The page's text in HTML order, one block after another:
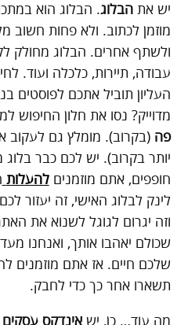
יש אתהבלוג. הבלוג הוא
מוזמן לכתוב. ולא פחות חשוב
ולשתף אחרים. הבלוג מחולק
עבודה, תיירות, כלכלה ועוד.
העליון תוביל אתכם לפוסטים
מדוייק? נסו את חלון החיפוש
פה (בקרוב). מומלץ גם לעקוב
יותר בקרוב). יש לכם כבר
חופפים, אתם מוזמניםלהעלות
לינק לבלוג האישי, זה יעזור
וזה יגרום לגוגל לשנוא את
שכולם יאהבו אותך, ואנחנו
שלכם חיים. אז אתם
תשארו אחר כך כדי לחבק.
מה עוד… כן, ישאינדקס עסקים